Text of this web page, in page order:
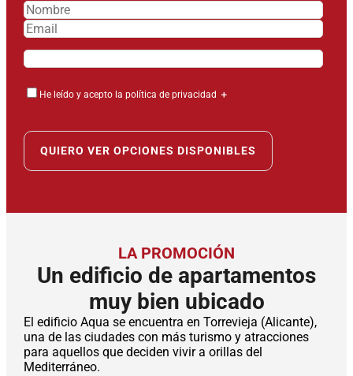
He leído y acepto la política de privacidad ＋
LA PROMOCIÓN
Un edificio de apartamentos
muy bien ubicado
El edificio Aqua se encuentra en Torrevieja (Alicante),
una de las ciudades con más turismo y atracciones
para aquellos que deciden vivir a orillas del
Mediterráneo.